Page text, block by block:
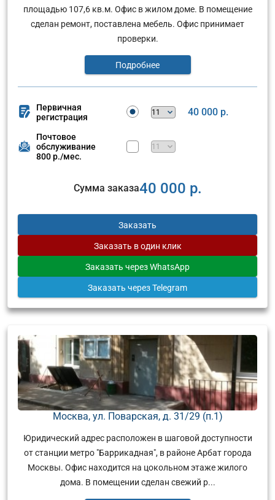
площадью 107,6 кв.м. Офис в жилом доме. В помещение
сделан ремонт, поставлена мебель. Офис принимает
проверки.
Подробнее
Первичная
регистрация
40 000 р.
Почтовое
обслуживание
800 р./мес.
Сумма заказа40 000 р.
Заказать
Заказать в один клик
Заказать через WhatsApp
Заказать через Telegram
Москва, ул. Поварская, д. 31/29 (п.1)
Юридический адрес расположен в шаговой доступности
от станции метро "Баррикадная", в районе Арбат города
Москвы. Офис находится на цокольном этаже жилого
дома. В помещении сделан свежий р...